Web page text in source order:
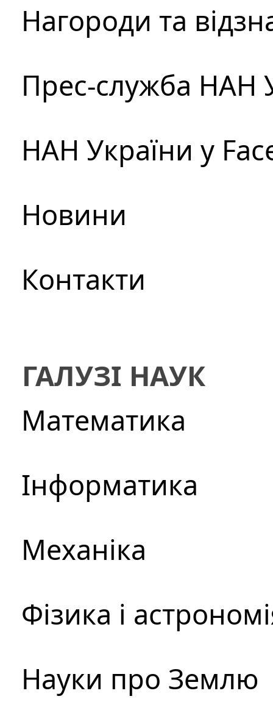
Нагороди та
Прес-служба НАН
НАН України у
Новини
Контакти
ГАЛУЗІ НАУК
Математика
Інформатика
Механіка
Фізика і
Науки про Землю